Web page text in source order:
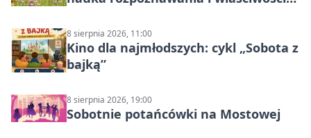
8 sierpnia 2026, 11:00
Kino dla najmłodszych: cykl „Sobota z
bajką”
8 sierpnia 2026, 19:00
Sobotnie potańcówki na Mostowej